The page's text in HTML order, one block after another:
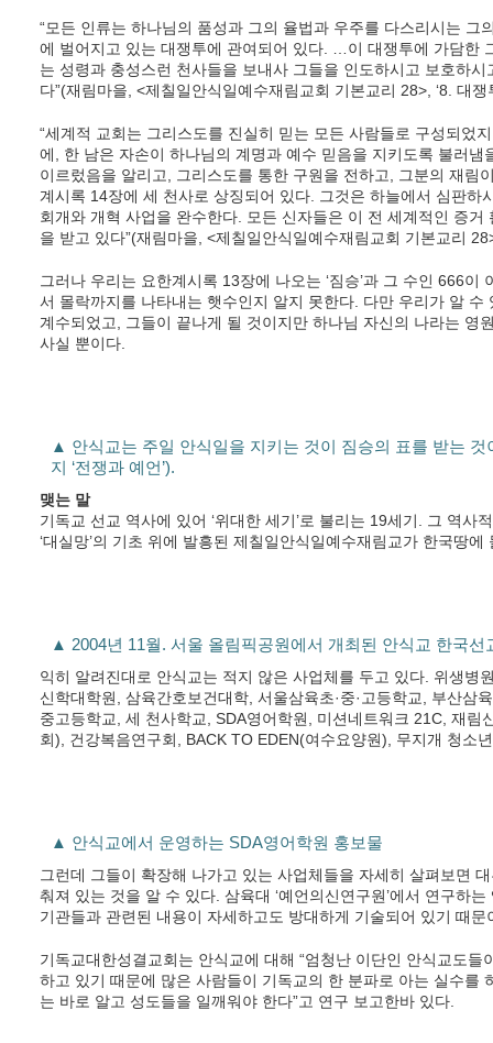
“모든 인류는 하나님의 품성과 그의 율법과 우주를 다스리시는 그
에 벌어지고 있는 대쟁투에 관여되어 있다. …이 대쟁투에 가담한
는 성령과 충성스런 천사들을 보내사 그들을 인도하시고 보호하
다”(재림마을, <제칠일안식일예수재림교회 기본교리 28>, ‘8. 대쟁
“세계적 교회는 그리스도를 진실히 믿는 모든 사람들로 구성되었
에, 한 남은 자손이 하나님의 계명과 예수 믿음을 지키도록 불러
이르렀음을 알리고, 그리스도를 통한 구원을 전하고, 그분의 재림
계시록 14장에 세 천사로 상징되어 있다. 그것은 하늘에서 심판하
회개와 개혁 사업을 완수한다. 모든 신자들은 이 전 세계적인 증
을 받고 있다”(재림마을, <제칠일안식일예수재림교회 기본교리
그러나 우리는 요한계시록 13장에 나오는 ‘짐승’과 그 수인 666
서 몰락까지를 나타내는 햇수인지 알지 못한다. 다만 우리가 알 수
계수되었고, 그들이 끝나게 될 것이지만 하나님 자신의 나라는 영
사실 뿐이다.
▲ 안식교는 주일 안식일을 지키는 것이 짐승의 표를 받는
지 ‘전쟁과 예언’).
맺는 말
기독교 선교 역사에 있어 ‘위대한 세기’로 불리는 19세기. 그 역사
‘대실망’의 기초 위에 발흥된 제칠일안식일예수재림교가 한국땅
▲ 2004년 11월. 서울 올림픽공원에서 개최된 안식교 한국선
익히 알려진대로 안식교는 적지 않은 사업체를 두고 있다. 위생병
신학대학원, 삼육간호보건대학, 서울삼육초·중·고등학교, 부산삼
중고등학교, 세 천사학교, SDA영어학원, 미션네트워크 21C, 재림
회), 건강복음연구회, BACK TO EDEN(여수요양원), 무지개 청소
▲ 안식교에서 운영하는 SDA영어학원 홍보물
그런데 그들이 확장해 나가고 있는 사업체들을 자세히 살펴보면
춰져 있는 것을 알 수 있다. 삼육대 ‘예언의신연구원’에서 연구하
기관들과 관련된 내용이 자세하고도 방대하게 기술되어 있기 때문
기독교대한성결교회는 안식교에 대해 “엄청난 이단인 안식교도
하고 있기 때문에 많은 사람들이 기독교의 한 분파로 아는 실수를
는 바로 알고 성도들을 일깨워야 한다”고 연구 보고한바 있다.